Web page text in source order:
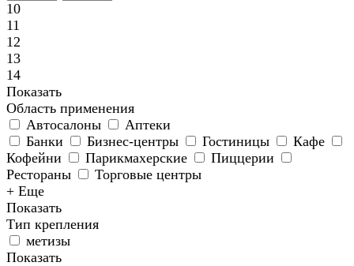
10
11
12
13
14
Показать
Область применения
Автосалоны
Аптеки
Банки
Бизнес-центры Гостиницы
Кафе
Кофейни
Парикмахерские
Пиццерии
Рестораны
Торговые центры
+ Еще
Показать
Тип крепления
метизы
Показать